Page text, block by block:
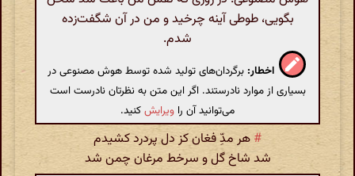
بگویی، طوطی آینه چرخید و من در آن شگفت‌زده
شدم.
اخطار: برگردان‌های تولید شده توسط هوش مصنوعی در
بسیاری از موارد نادرستند. اگر این متن به نظرتان نادرست است
می‌توانید آن را ویرایشکنید.
# هر مدّ‌ِ فغان کز دل پردرد کشیدم
شد شاخ گل و سرخط مرغان چمن شد